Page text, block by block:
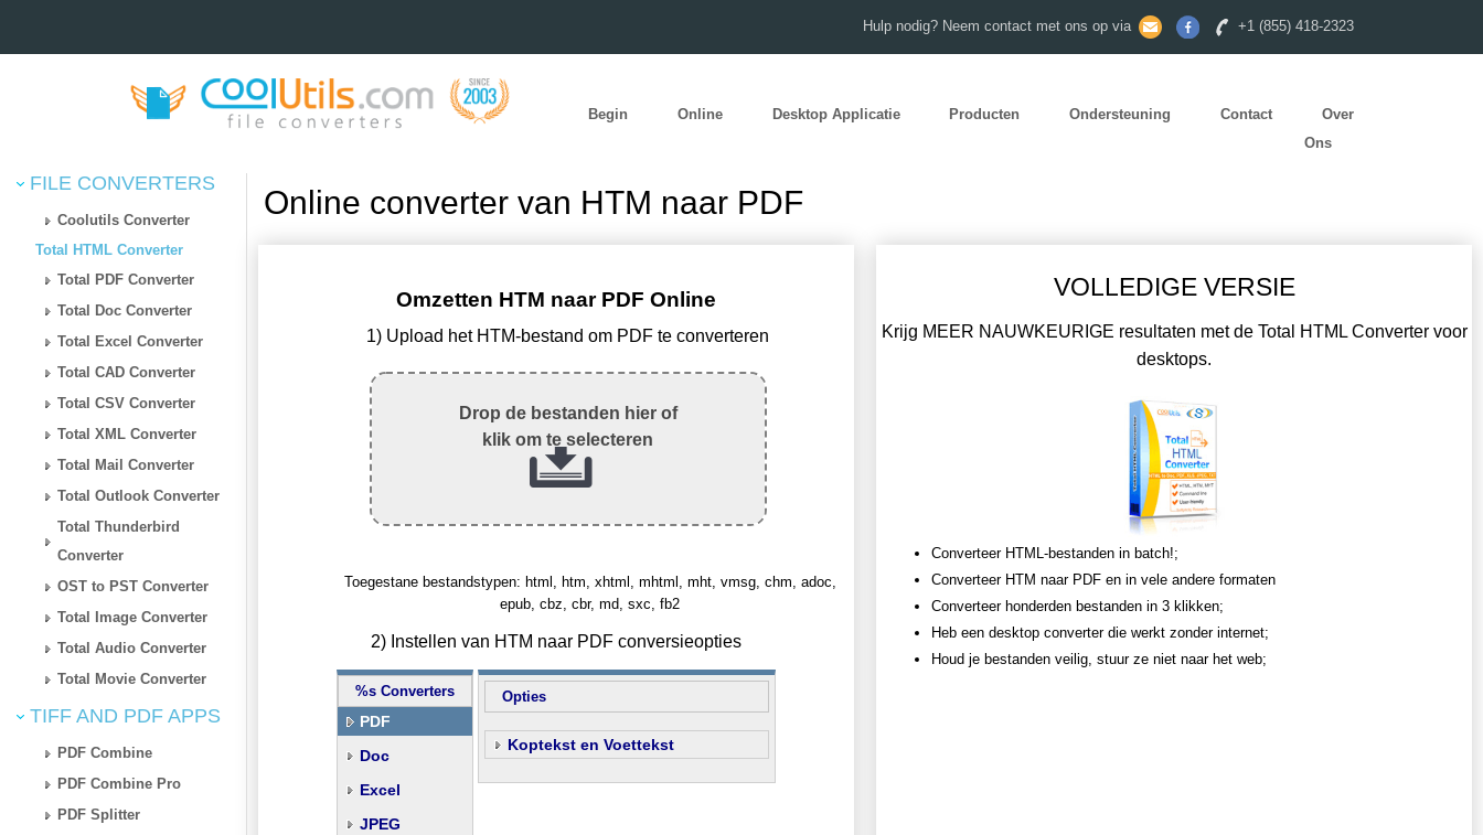
Hulp nodig? Neem contact met ons op via +1 (855) 418-2323
Begin Online Desktop Applicatie Producten Ondersteuning Contact
Over
Ons
FILE CONVERTERS
Coolutils Converter
Total HTML Converter
Total PDF Converter
Total Doc Converter
Total Excel Converter
Total CAD Converter
Total CSV Converter
Total XML Converter
Total Mail Converter
Total Outlook Converter
Total Thunderbird
Converter
OST to PST Converter
Total Image Converter
Total Audio Converter
Total Movie Converter
TIFF AND PDF APPS
PDF Combine
PDF Combine Pro
PDF Splitter
Online converter van HTM naar PDF
Omzetten HTM naar PDF Online
1) Upload het HTM-bestand om PDF te converteren
Drop de bestanden hier of
klik om te selecteren
Toegestane bestandstypen: html, htm, xhtml, mhtml, mht, vmsg, chm, adoc,
epub, cbz, cbr, md, sxc, fb2
2) Instellen van HTM naar PDF conversieopties
%s Converters
PDF
Doc
Excel
JPEG
Opties
Koptekst en Voettekst
VOLLEDIGE VERSIE
Krijg MEER NAUWKEURIGE resultaten met de Total HTML Converter voor
desktops.
Converteer HTML-bestanden in batch!;
Converteer HTM naar PDF en in vele andere formaten
Converteer honderden bestanden in 3 klikken;
Heb een desktop converter die werkt zonder internet;
Houd je bestanden veilig, stuur ze niet naar het web;